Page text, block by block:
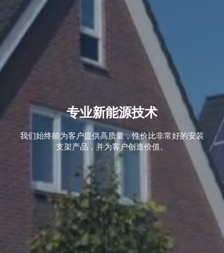
专业新能源技术
我们始终能为客户提供高质量，性价比非常好的安装
支架产品，并为客户创造价值。